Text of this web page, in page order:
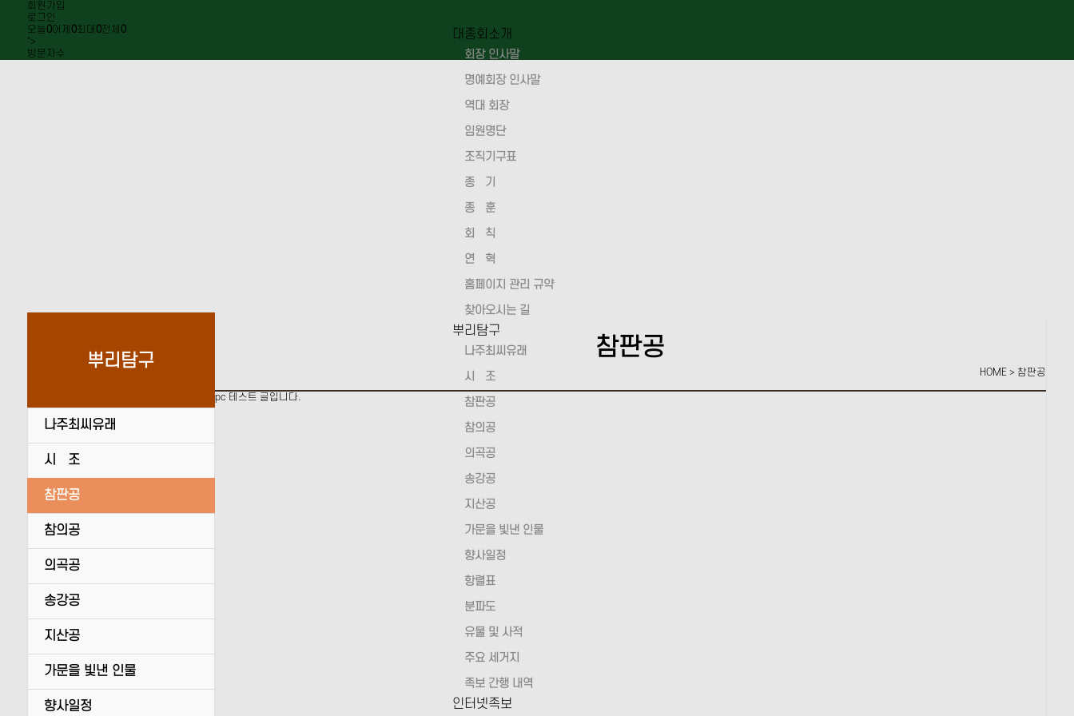
회원가입
로그인
오늘 0어제 0최대 0전체 0
">
방문자수
대종회소개
회장 인사말
명예회장 인사말
역대 회장
임원명단
조직기구표
종 기
종 훈
회 칙
연 혁
홈페이지 관리 규약
찾아오시는 길
뿌리탐구
나주최씨유래
시 조
참판공
참의공
의곡공
송강공
지산공
가문을 빛낸 인물
향사일정
항렬표
분파도
유물 및 사적
주요 세거지
족보 간행 내역
인터넷족보
뿌리탐구
나주최씨유래
시 조
참판공
참의공
의곡공
송강공
지산공
가문을 빛낸 인물
향사일정
참판공
HOME > 참판공
pc 테스트 글입니다.